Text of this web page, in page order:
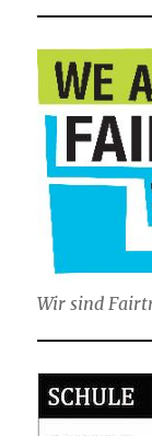
Wir sind